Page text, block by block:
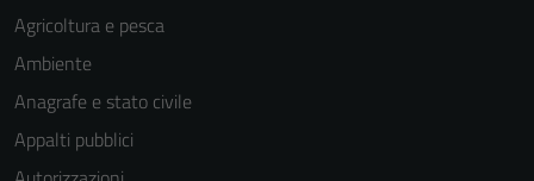
Agricoltura e pesca
Ambiente
Anagrafe e stato civile
Appalti pubblici